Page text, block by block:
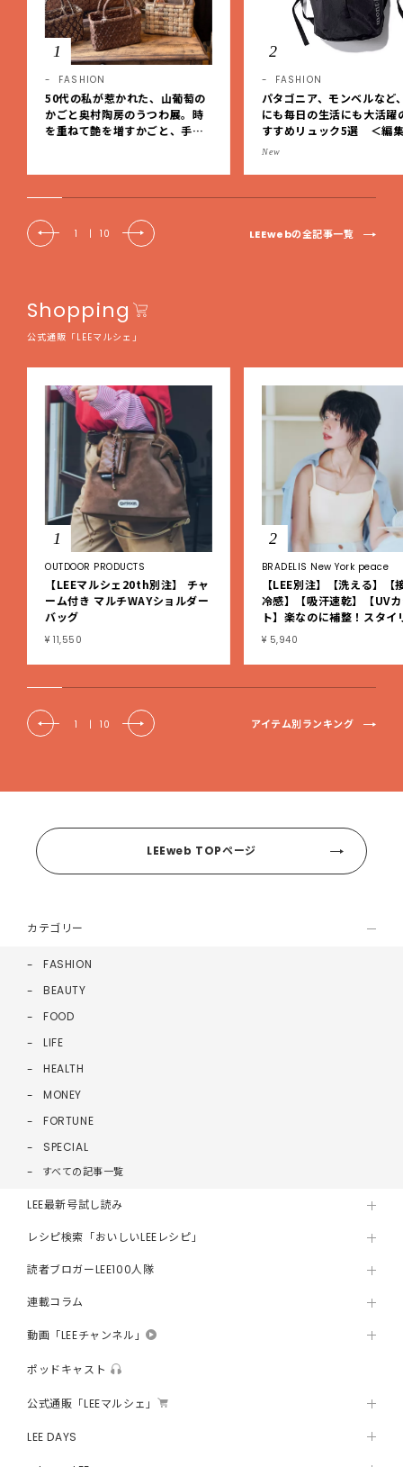
1
FASHION
50代の私が惹かれた、山葡萄の
かごと奥村陶房のうつわ展。時
を重ねて艶を増すかごと、手仕
2
FASHION
パタゴニア、モンベルなど
にも毎日の生活にも大活躍
すすめリュック5選 ＜編
レクト＞【LEEマルシェ】
New
1 | 10 LEEwebの全記事一覧
Shopping
公式通販「LEEマルシェ」
1
OUTDOOR PRODUCTS
【LEEマルシェ20th別注】 チャ
ーム付き マルチWAYショルダー
バッグ
¥ 11,550
2
BRADELIS New York peace
【LEE別注】【洗える】【
冷感】【吸汗速乾】【UV
ト】楽なのに補整！スタイ
シュ綿混ブラキャミ
¥ 5,940
1 | 10 アイテム別ランキング
LEEweb TOPページ
カテゴリー
FASHION
BEAUTY
FOOD
LIFE
HEALTH
MONEY
FORTUNE
SPECIAL
すべての記事一覧
LEE最新号試し読み
レシピ検索「おいしいLEEレシピ」
読者ブロガーLEE100人隊
連載コラム
動画「LEEチャンネル」
ポッドキャスト
公式通販「LEEマルシェ」
LEE DAYS